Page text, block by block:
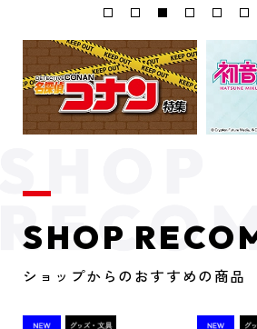
SHOP
ショップからのおすすめの商品